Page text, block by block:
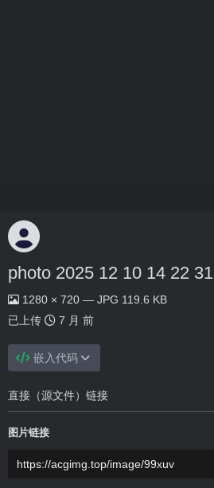
photo 2025 12 10 14 22 31
1280 × 720 — JPG 119.6 KB
已上传
7 月 前
嵌入代码
直接（源文件）链接
图片链接